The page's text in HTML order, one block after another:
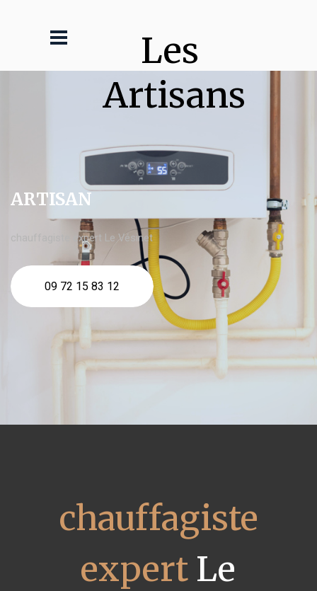
Les
Artisans
ARTISAN
chauffagiste expert Le Vésinet
09 72 15 83 12
chauffagiste
expert Le